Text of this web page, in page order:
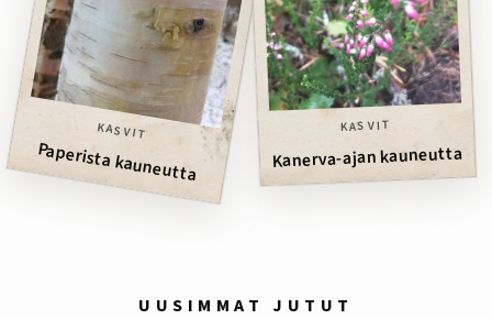
KASVIT
Paperista kauneutta
KASVIT
Kanerva-ajan kauneutta
UUSIMMAT JUTUT